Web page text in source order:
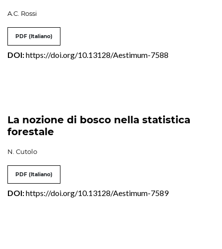
A.C. Rossi
PDF (Italiano)
DOI:https://doi.org/10.13128/Aestimum-7588
La nozione di bosco nella statistica
forestale
N. Cutolo
PDF (Italiano)
DOI:https://doi.org/10.13128/Aestimum-7589